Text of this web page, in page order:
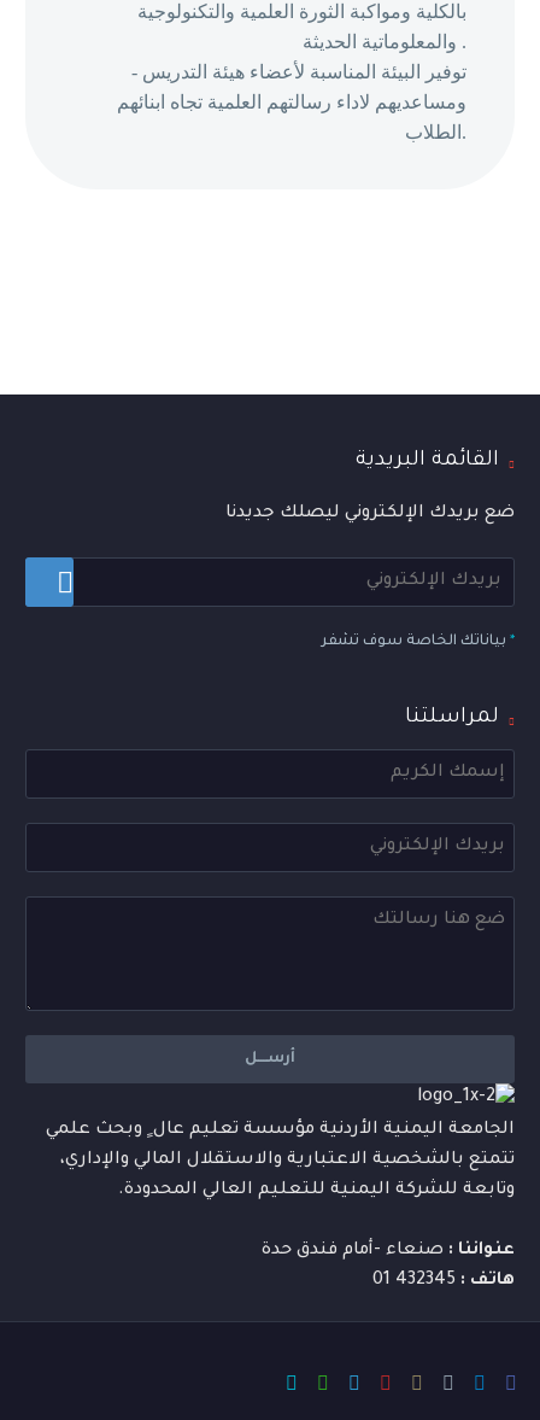
بالكلية ومواكبة الثورة العلمية والتكنولوجية
والمعلوماتية الحديثة .
- توفير البيئة المناسبة لأعضاء هيئة التدريس
ومساعديهم لاداء رسالتهم العلمية تجاه ابنائهم
الطلاب.
القائمة البريدية
ضع بريدك الإلكتروني ليصلك جديدنا
* بياناتك الخاصة سوف تشفر
لمراسلتنا
الجامعة اليمنية الأردنية مؤسسة تعليم عال ٍ وبحث علمي
تتمتع بالشخصية الاعتبارية والاستقلال المالي والإداري،
وتابعة للشركة اليمنية للتعليم العالي المحدودة.
عنواننا : صنعاء -أمام فندق حدة
هاتف :